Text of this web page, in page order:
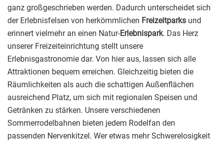
ganz großgeschrieben werden. Dadurch unterscheidet sich
der Erlebnisfelsen von herkömmlichen Freizeitparks und
erinnert vielmehr an einen Natur-Erlebnispark. Das Herz
unserer Freizeiteinrichtung stellt unsere
Erlebnisgastronomie dar. Von hier aus, lassen sich alle
Attraktionen bequem erreichen. Gleichzeitig bieten die
Räumlichkeiten als auch die schattigen Außenflächen
ausreichend Platz, um sich mit regionalen Speisen und
Getränken zu stärken. Unsere verschiedenen
Sommerrodelbahnen bieten jedem Rodelfan den
passenden Nervenkitzel. Wer etwas mehr Schwerelosigkeit